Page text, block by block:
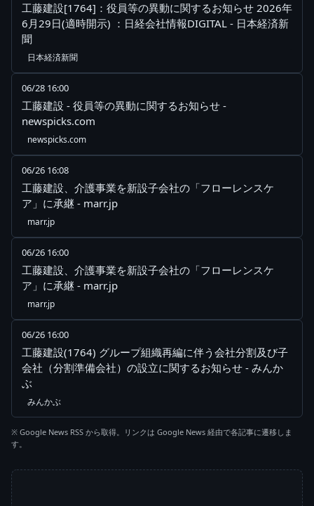
工藤建設[1764]：役員等の異動に関するお知らせ 2026年
6月29日(適時開示) ：日経会社情報DIGITAL - 日本経済新
聞
日本経済新聞
06/28 16:00
工藤建設 - 役員等の異動に関するお知らせ -
newspicks.com
newspicks.com
06/26 16:08
工藤建設、介護事業を新設子会社の「フローレンスケ
ア」に承継 - marr.jp
marr.jp
06/26 16:00
工藤建設、介護事業を新設子会社の「フローレンスケ
ア」に承継 - marr.jp
marr.jp
06/26 16:00
工藤建設(1764) グループ組織再編に伴う会社分割及び子
会社（分割準備会社）の設立に関するお知らせ - みんか
ぶ
みんかぶ
※ Google News RSS から取得。リンクは Google News 経由で各記事に遷移しま
す。